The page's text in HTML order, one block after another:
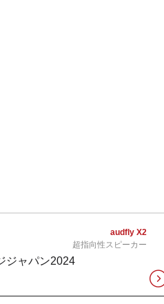
audfly X2
超指向性スピーカー
ジャパン2024